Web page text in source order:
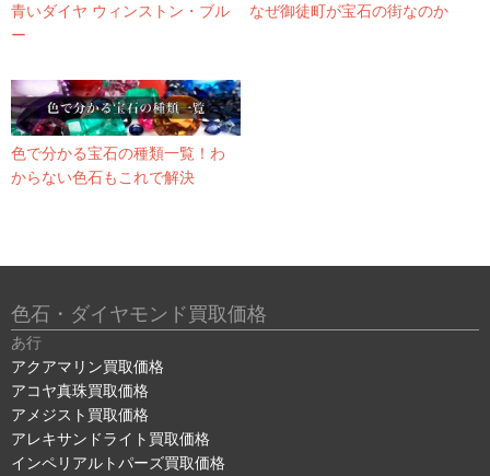
青いダイヤ ウィンストン・ブル
ー
なぜ御徒町が宝石の街なのか
色で分かる宝石の種類一覧！わ
からない色石もこれで解決
色石・ダイヤモンド買取価格
あ行
アクアマリン買取価格
アコヤ真珠買取価格
アメジスト買取価格
アレキサンドライト買取価格
インペリアルトパーズ買取価格